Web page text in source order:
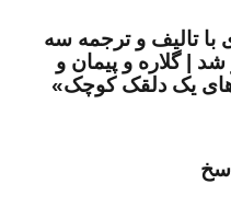
تالیف و ترجمه سه
| گلاره و پیمان و
یک دلقک کوچک»